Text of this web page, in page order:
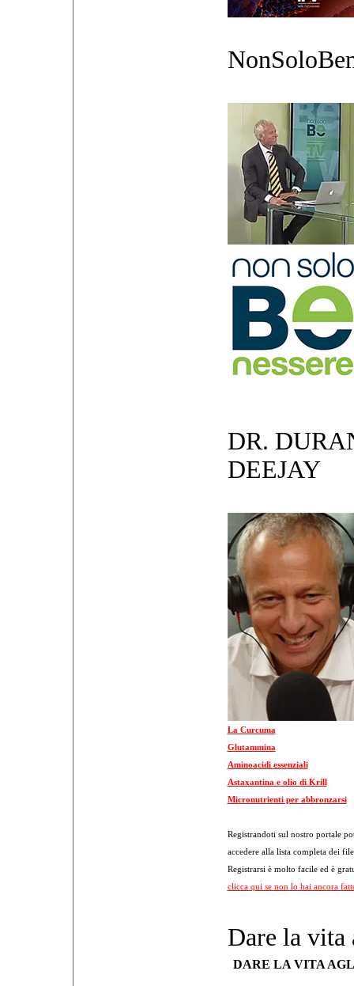
DR.
DEEJAY
La Curcuma
Glutammina
Aminoacidi essenziali
Astaxantina e olio di Krill
Micronutrienti per abbronzarsi
Registrandoti sul nostro portale
accedere alla lista completa dei
Registrarsi è molto facile ed è
clicca qui se non lo hai ancora
Dare la vita
DARE LA VITA